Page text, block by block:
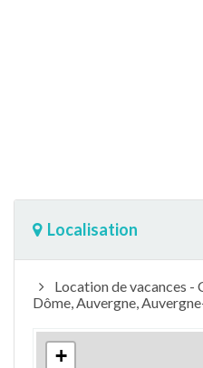
Localisation
Location de vacances -
Dôme, Auvergne,
+